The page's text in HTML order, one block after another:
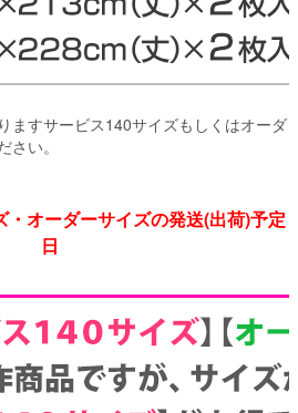
ますサービス140サイズもしくはオーダ
い。
オーダーサイズの発送(出荷)予定
日